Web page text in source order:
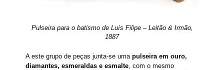
Pulseira para o batismo de Luís Filipe – Leitão & Irmão,
1887
A este grupo de peças junta-se umapulseira em ouro,
diamantes, esmeraldas e esmalte , com o mesmo